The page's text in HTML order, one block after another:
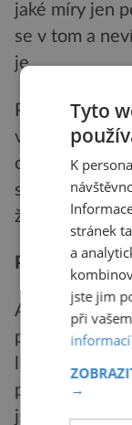
jaké míry jen
se v tom a
je.
Protože se
v míře, do jaké
odpovědi,
skóru a říci:
žádoucností“.
Přívětivé
A pak je
poznávání a
lidé, kteří
poznávat.
jsou více
Tyto
K
stránek
a
jste jim
při
informací
→